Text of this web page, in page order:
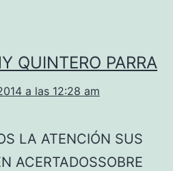
QUINTERO PARRA
a las 12:28 am
LA ATENCIÓN SUS
ACERTADOSSOBRE